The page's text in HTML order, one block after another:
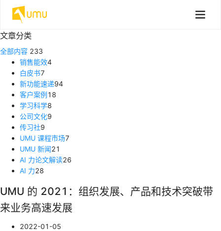
文章分类
全部内容 233
销售能效4
白皮书7
新功能速递94
客户案例18
学习科学8
公司文化9
传习社9
UMU 课程市场7
UMU 新闻21
AI 力论文解读26
AI 力28
UMU 的 2021：组织发展、产品和技术突破带
来业务高速发展
2022-01-05